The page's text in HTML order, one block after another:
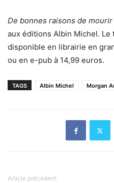
De bonnes raisons de mourir
aux éditions Albin Michel.
disponible en librairie en
ou en e-pub à 14,99 euros.
TAGS Albin Michel Morgan
Article précédent